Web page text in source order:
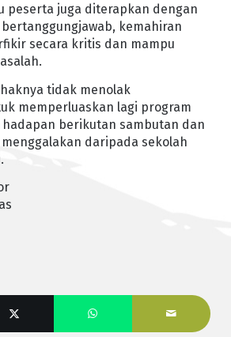
peserta juga diterapkan dengan
kemahiran
secara kritis dan mampu
tidak menolak
memperluaskan lagi program
hadapan berikutan sambutan dan
daripada sekolah